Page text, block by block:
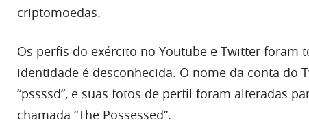
criptomoedas.
Os perfis do exército no Youtube e Twitter foram
identidade é desconhecida. O nome da conta do
“pssssd”, e suas fotos de perfil foram alteradas
chamada “The Possessed”.